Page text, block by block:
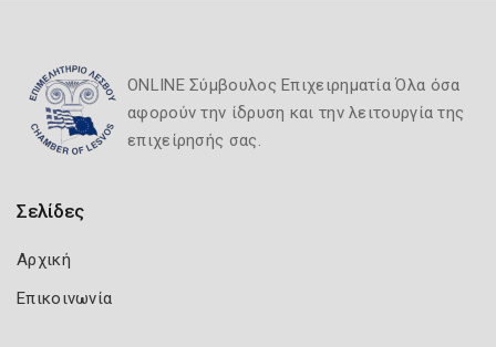
ONLINE Σύμβουλος Επιχειρηματία Όλα όσα
αφορούν την ίδρυση και την λειτουργία της
επιχείρησής σας.
Σελίδες
Αρχική
Επικοινωνία